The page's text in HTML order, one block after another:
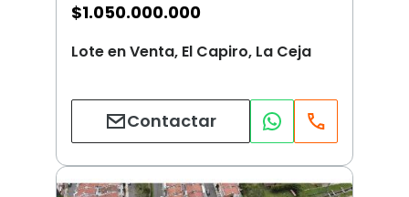
$1.050.000.000
Lote en Venta, El Capiro, La Ceja
Contactar